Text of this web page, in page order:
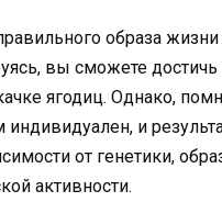
образа жизни
вы сможете
ягодиц. Однако,
и
от генетики,
активности.